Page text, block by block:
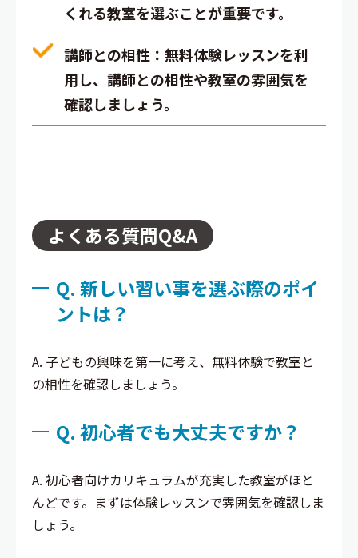
くれる教室を選ぶことが重要です。
講師との相性 ：無料体験レッスンを利
用し、講師との相性や教室の雰囲気を
確認しましょう。
よくある質問Q&A
Q. 新しい習い事を選ぶ際のポイ
ントは？
A. 子どもの興味を第一に考え、無料体験で教室と
の相性を確認しましょう。
Q. 初心者でも大丈夫ですか？
A. 初心者向けカリキュラムが充実した教室がほと
んどです。まずは体験レッスンで雰囲気を確認しま
しょう。